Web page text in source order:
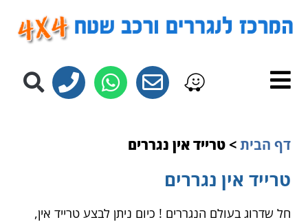
דף הבית>טרייד אין נגררים
טרייד אין נגררים
חל שדרוג בעולם הנגררים ! כיום ניתן לבצע טרייד אין,